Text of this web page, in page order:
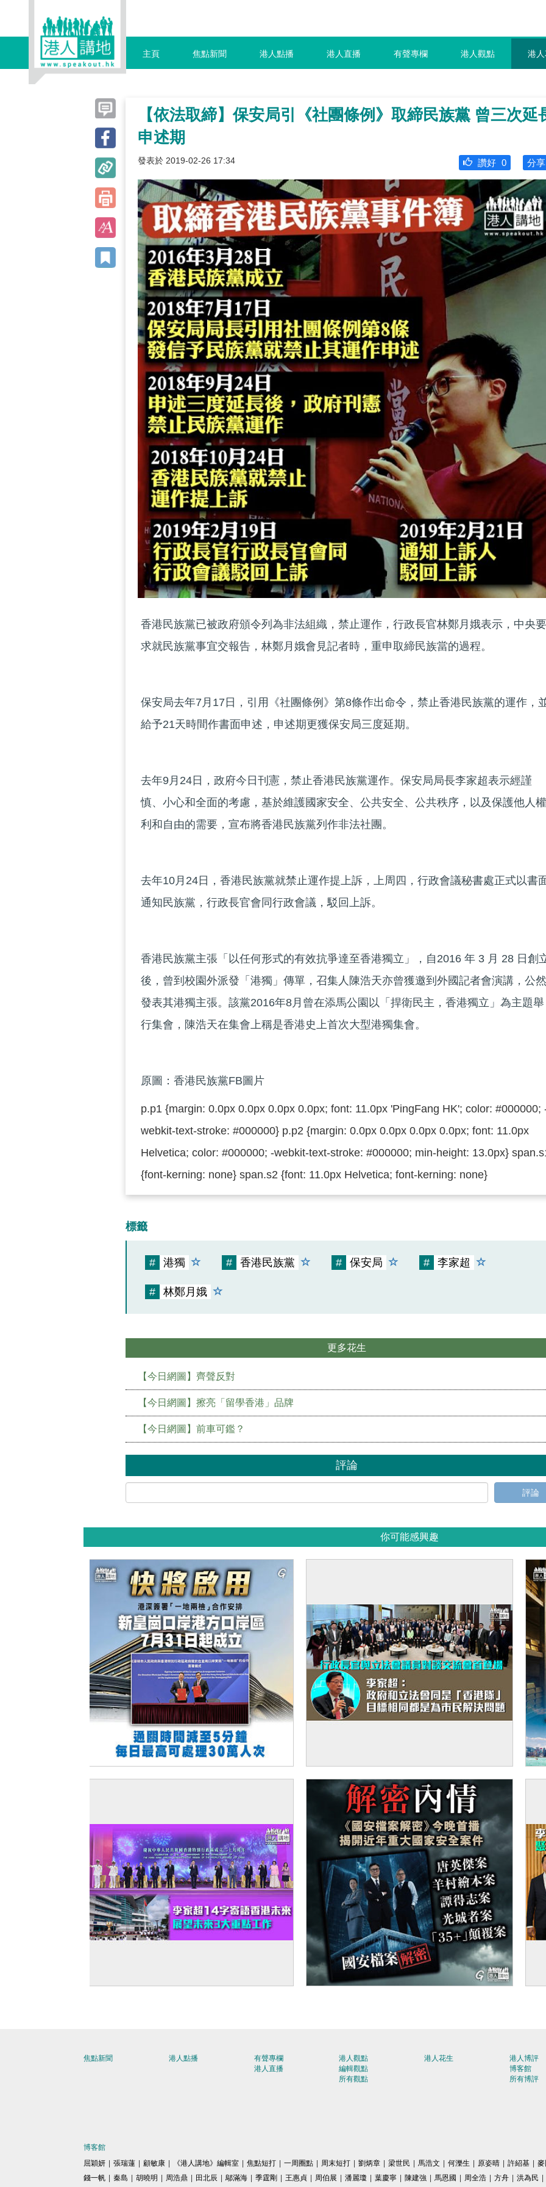
主頁 焦點新聞 港人點播 港人直播 有聲專欄 港人觀點 港
【依法取締】保安局引《社團條例》取締民族黨 曾三次延
申述期
發表於 2019-02-26 17:34 分享
讚好 0
香港民族黨已被政府頒令列為非法組織，禁止運作，行政長官林鄭月娥表示，中央要
求就民族黨事宜交報告，林鄭月娥會見記者時，重申取締民族當的過程。
保安局去年7月17日，引用《社團條例》第8條作出命令，禁止香港民族黨的運作，
給予21天時間作書面申述，申述期更獲保安局三度延期。
去年9月24日，政府今日刊憲，禁止香港民族黨運作。保安局局長李家超表示經謹
慎、小心和全面的考慮，基於維護國家安全、公共安全、公共秩序，以及保護他人權
利和自由的需要，宣布將香港民族黨列作非法社團。
去年10月24日，香港民族黨就禁止運作提上訴，上周四，行政會議秘書處正式以書
通知民族黨，行政長官會同行政會議，駁回上訴。
香港民族黨主張「以任何形式的有效抗爭達至香港獨立」，自2016 年 3 月 28 日創
後，曾到校園外派發「港獨」傳單，召集人陳浩天亦曾獲邀到外國記者會演講，公然
發表其港獨主張。該黨2016年8月曾在添馬公園以「捍衛民主，香港獨立」為主題舉
行集會，陳浩天在集會上稱是香港史上首次大型港獨集會。
原圖：香港民族黨FB圖片
p.p1 {margin: 0.0px 0.0px 0.0px 0.0px; font: 11.0px 'PingFang HK'; color: #000000;
webkit-text-stroke: #000000} p.p2 {margin: 0.0px 0.0px 0.0px 0.0px; font: 11.0px
Helvetica; color: #000000; -webkit-text-stroke: #000000; min-height: 13.0px}
{font-kerning: none} span.s2 {font: 11.0px Helvetica; font-kerning: none}
標籤
# 港獨 # 香港民族黨 # 保安局 # 李家超
# 林鄭月娥
更多花生
【今日網圖】齊聲反對
【今日網圖】擦亮「留學香港」品牌
【今日網圖】前車可鑑？
評論
評論
你可能感興趣
流會首登場 李家超：政府和立法會同是「香
港隊」、目標相同都是為市民解決問題
焦點新聞 港人點播
有聲專欄
港人直播
港人觀點
編輯觀點
所有觀點
港人花生
港人博評
博客館
所有博評
博客館
屈穎妍
張瑞蓮 顧敏康 《港人講地》編輯室 焦點短打 一周圈點 周末短打 劉炳章 梁世民 馬浩文 何濼生 原姿晴 許紹基
錢一帆
秦島 胡曉明 周浩鼎 田北辰 鄔滿海 季霆剛 王惠貞 周伯展 潘麗瓊 葉慶寧 陳建強 馬恩國 周全浩 方舟 洪為民